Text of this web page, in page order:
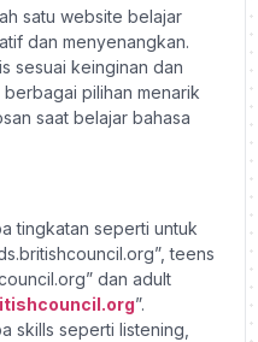
satu website belajar
dan menyenangkan.
sesuai keinginan dan
pilihan menarik
saat belajar bahasa
tingkatan seperti untuk
teens
dan adult
”.
skills seperti listening,